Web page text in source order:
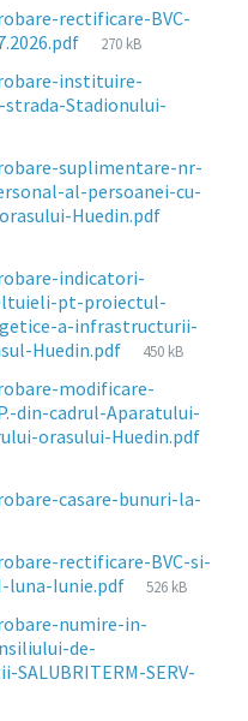
rectificare-BVC-
File
270 kB
instituire-
Stadionului-
suplimentare-nr-
al-persoanei-cu-
Huedin.pdf
indicatori-
pt-proiectul-
a-infrastructurii-
Huedin.pdf
File
450 kB
modificare-
din-cadrul-Aparatului-
orasului-Huedin.pdf
casare-bunuri-la-
rectificare-BVC-si-
luna-Iunie.pdf
File
526 kB
numire-in-
de-
SERV-